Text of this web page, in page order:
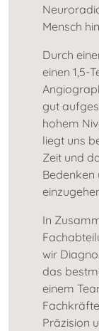
Mensch
Durch
einen 1,5-
gut
hohem
liegt uns
Zeit und
Bedenken
In
wir
das
einem
Präzision